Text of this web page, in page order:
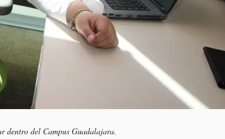
dentro del Campus Guadalajara.